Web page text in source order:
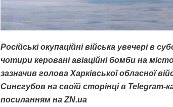
Російські окупаційні війська увечері в
чотири керовані авіаційні бомби на
зазначив голова Харківської обласної
Синєгубов на своїй сторінці в Telegram-
посиланням на ZN.ua